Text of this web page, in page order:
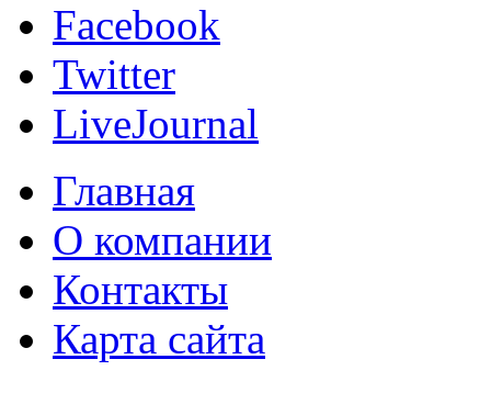
Facebook
Twitter
LiveJournal
Главная
О компании
Контакты
Карта сайта